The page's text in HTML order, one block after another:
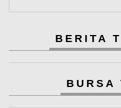
BERITA
BURSA